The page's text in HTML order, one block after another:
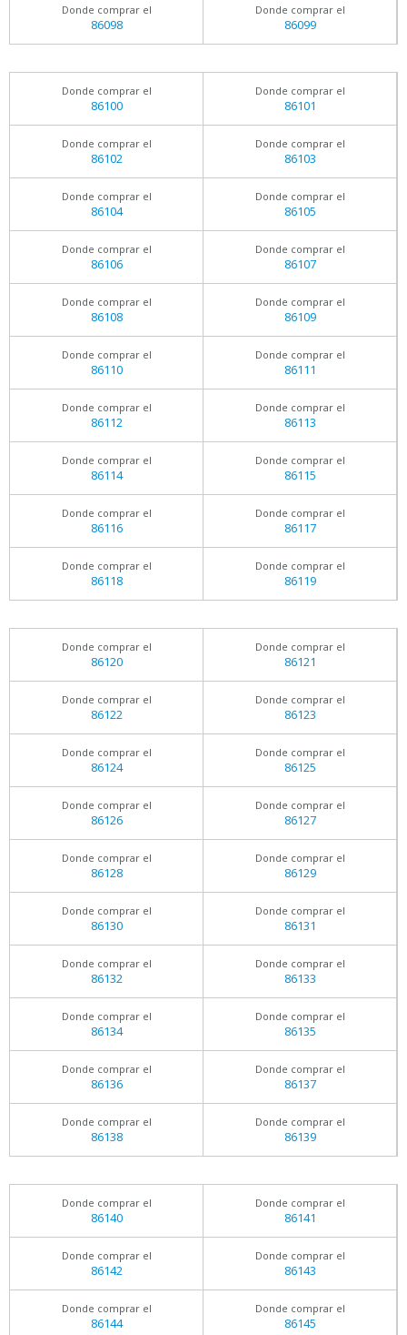
Donde comprar el
86098
Donde comprar el
86099
Donde comprar el
86100
Donde comprar el
86101
Donde comprar el
86102
Donde comprar el
86103
Donde comprar el
86104
Donde comprar el
86105
Donde comprar el
86106
Donde comprar el
86107
Donde comprar el
86108
Donde comprar el
86109
Donde comprar el
86110
Donde comprar el
86111
Donde comprar el
86112
Donde comprar el
86113
Donde comprar el
86114
Donde comprar el
86115
Donde comprar el
86116
Donde comprar el
86117
Donde comprar el
86118
Donde comprar el
86119
Donde comprar el
86120
Donde comprar el
86121
Donde comprar el
86122
Donde comprar el
86123
Donde comprar el
86124
Donde comprar el
86125
Donde comprar el
86126
Donde comprar el
86127
Donde comprar el
86128
Donde comprar el
86129
Donde comprar el
86130
Donde comprar el
86131
Donde comprar el
86132
Donde comprar el
86133
Donde comprar el
86134
Donde comprar el
86135
Donde comprar el
86136
Donde comprar el
86137
Donde comprar el
86138
Donde comprar el
86139
Donde comprar el
86140
Donde comprar el
86141
Donde comprar el
86142
Donde comprar el
86143
Donde comprar el
86144
Donde comprar el
86145